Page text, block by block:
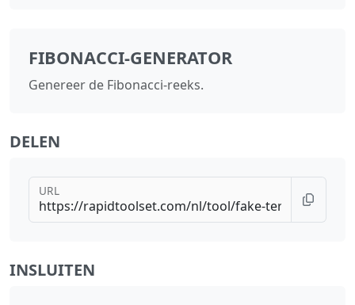
FIBONACCI-GENERATOR
Genereer de Fibonacci-reeks.
DELEN
URL
INSLUITEN